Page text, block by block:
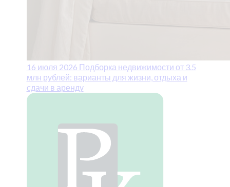
16 июля 2026 Подборка недвижимости от 3.5
млн рублей: варианты для жизни, отдыха и
сдачи в аренду